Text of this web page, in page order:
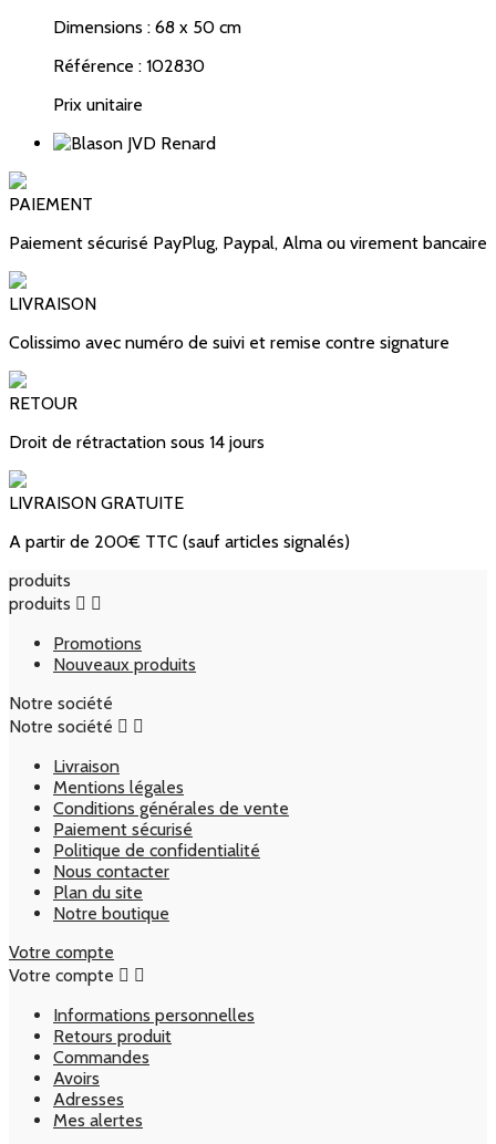
Dimensions : 68 x 50 cm
Référence : 102830
Prix unitaire
PAIEMENT
Paiement sécurisé PayPlug, Paypal, Alma ou virement bancaire
LIVRAISON
Colissimo avec numéro de suivi et remise contre signature
RETOUR
Droit de rétractation sous 14 jours
LIVRAISON GRATUITE
A partir de 200€ TTC (sauf articles signalés)
produits
produits  
Promotions
Nouveaux produits
Notre société
Notre société  
Livraison
Mentions légales
Conditions générales de vente
Paiement sécurisé
Politique de confidentialité
Nous contacter
Plan du site
Notre boutique
Votre compte
Votre compte  
Informations personnelles
Retours produit
Commandes
Avoirs
Adresses
Mes alertes